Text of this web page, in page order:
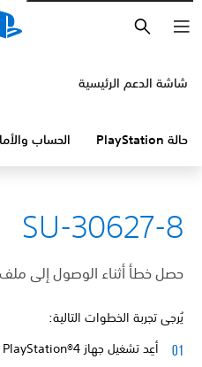
شاشة الدعم الرئيسية
حالة PlayStation الحساب
SU-30627-8
حصل خطأ أثناء الوصول إلى ملف
يُرجى تجربة الخطوات التالية:
أعِد تشغيل جهاز PlayStation®4 الخاص بك.